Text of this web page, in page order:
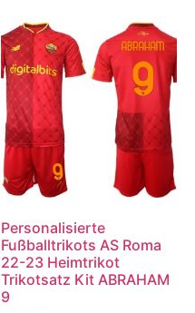
Personalisierte
Fußballtrikots AS Roma
22-23 Heimtrikot
Trikotsatz Kit ABRAHAM
9